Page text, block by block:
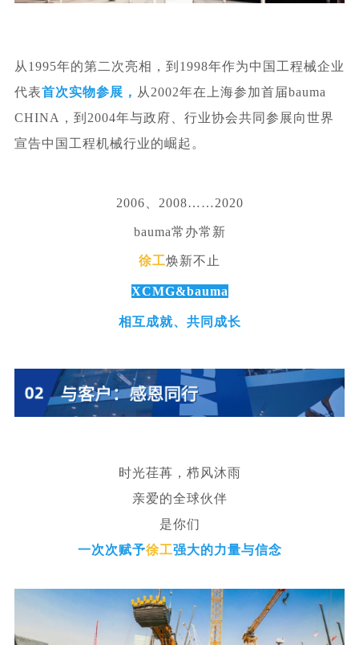
从1995年的第二次亮相， 到1998年作为中国工程械企业
代表首次实物参展， 从2002年在上海参加首届bauma
CHINA，到2004年与政府、行业协会共同参展向世界
宣告中国工程机械行业的崛起。
2006、2008……2020
bauma常办常新
徐工焕新不止
XCMG&bauma
相互成就、共同成长
时光荏苒，栉风沐雨
亲爱的全球伙伴
是你们
一次次赋予徐工强大的力量与信念